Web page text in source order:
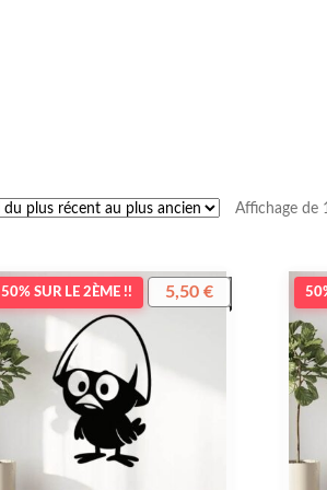
Affichage de
50% SUR LE 2ÈME !! 5,50€